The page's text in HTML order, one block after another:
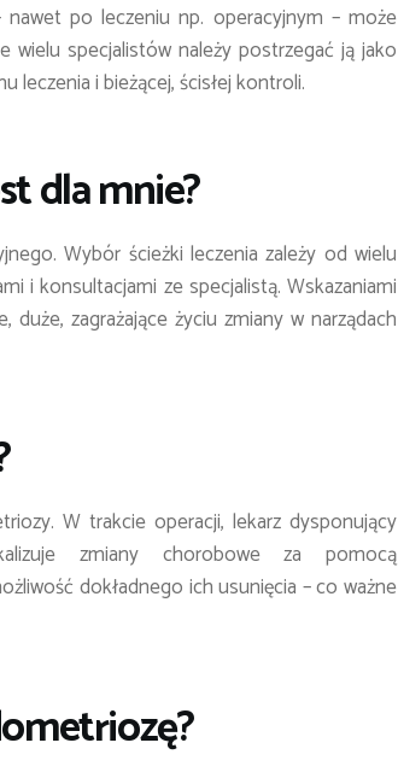
po leczeniu np. operacyjnym – może
specjalistów należy postrzegać ją jako
leczenia i bieżącej, ścisłej kontroli.
dla mnie?
Wybór ścieżki leczenia zależy od wielu
i konsultacjami ze specjalistą. Wskazaniami
zagrażające życiu zmiany w narządach
W trakcie operacji, lekarz dysponujący
zmiany chorobowe za pomocą
dokładnego ich usunięcia – co ważne